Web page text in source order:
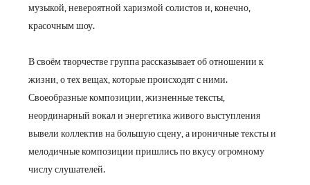
музыкой, невероятной харизмой солистов и, конечно,
красочным шоу.
В своём творчестве группа рассказывает об отношении к
жизни, о тех вещах, которые происходят с ними.
Своеобразные композиции, жизненные тексты,
неординарный вокал и энергетика живого выступления
вывели коллектив на большую сцену, а ироничные тексты и
мелодичные композиции пришлись по вкусу огромному
числу слушателей.